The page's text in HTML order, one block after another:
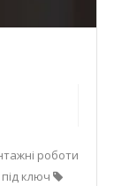
роботи
ключ